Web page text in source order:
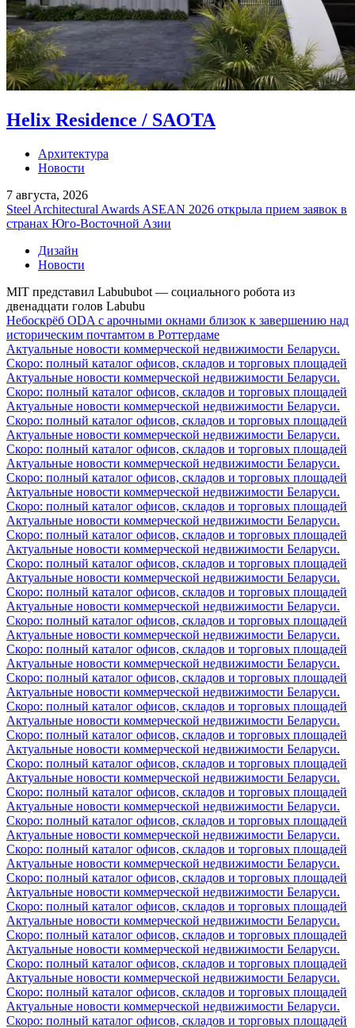
Helix Residence / SAOTA
Архитектура
Новости
7 августа, 2026
Steel Architectural Awards ASEAN 2026 открыла прием заявок в
странах Юго-Восточной Азии
Дизайн
Новости
MIT представил Labububot — социального робота из
двенадцати голов Labubu
Небоскрёб ODA с арочными окнами близок к завершению над
историческим почтамтом в Роттердаме
Актуальные новости коммерческой недвижимости Беларуси.
Скоро: полный каталог офисов, складов и торговых площадей
Актуальные новости коммерческой недвижимости Беларуси.
Скоро: полный каталог офисов, складов и торговых площадей
Актуальные новости коммерческой недвижимости Беларуси.
Скоро: полный каталог офисов, складов и торговых площадей
Актуальные новости коммерческой недвижимости Беларуси.
Скоро: полный каталог офисов, складов и торговых площадей
Актуальные новости коммерческой недвижимости Беларуси.
Скоро: полный каталог офисов, складов и торговых площадей
Актуальные новости коммерческой недвижимости Беларуси.
Скоро: полный каталог офисов, складов и торговых площадей
Актуальные новости коммерческой недвижимости Беларуси.
Скоро: полный каталог офисов, складов и торговых площадей
Актуальные новости коммерческой недвижимости Беларуси.
Скоро: полный каталог офисов, складов и торговых площадей
Актуальные новости коммерческой недвижимости Беларуси.
Скоро: полный каталог офисов, складов и торговых площадей
Актуальные новости коммерческой недвижимости Беларуси.
Скоро: полный каталог офисов, складов и торговых площадей
Актуальные новости коммерческой недвижимости Беларуси.
Скоро: полный каталог офисов, складов и торговых площадей
Актуальные новости коммерческой недвижимости Беларуси.
Скоро: полный каталог офисов, складов и торговых площадей
Актуальные новости коммерческой недвижимости Беларуси.
Скоро: полный каталог офисов, складов и торговых площадей
Актуальные новости коммерческой недвижимости Беларуси.
Скоро: полный каталог офисов, складов и торговых площадей
Актуальные новости коммерческой недвижимости Беларуси.
Скоро: полный каталог офисов, складов и торговых площадей
Актуальные новости коммерческой недвижимости Беларуси.
Скоро: полный каталог офисов, складов и торговых площадей
Актуальные новости коммерческой недвижимости Беларуси.
Скоро: полный каталог офисов, складов и торговых площадей
Актуальные новости коммерческой недвижимости Беларуси.
Скоро: полный каталог офисов, складов и торговых площадей
Актуальные новости коммерческой недвижимости Беларуси.
Скоро: полный каталог офисов, складов и торговых площадей
Актуальные новости коммерческой недвижимости Беларуси.
Скоро: полный каталог офисов, складов и торговых площадей
Актуальные новости коммерческой недвижимости Беларуси.
Скоро: полный каталог офисов, складов и торговых площадей
Актуальные новости коммерческой недвижимости Беларуси.
Скоро: полный каталог офисов, складов и торговых площадей
Актуальные новости коммерческой недвижимости Беларуси.
Скоро: полный каталог офисов, складов и торговых площадей
Актуальные новости коммерческой недвижимости Беларуси.
Скоро: полный каталог офисов, складов и торговых площадей